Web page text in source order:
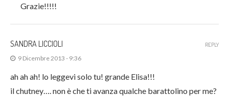
Grazie!!!!!
SANDRA LICCIOLI
9 Dicembre 2013 - 9:36
ah ah ah! lo leggevi solo tu! grande Elisa!!!
il chutney…. non è che ti avanza qualche barattolino per me?
REPLY